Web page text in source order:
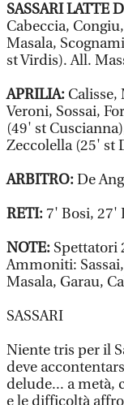
SASSARI LATTE
Cabeccia,
Masala,
st Virdis). All.
APRILIA: Calisse,
Veroni, Sossai,
(49' st
Zeccolella (25' st
ARBITRO:De
RETI:7' Bosi, 27'
NOTE: Spettatori
Ammoniti:
Masala, Garau,
SASSARI
Niente tris per il
deve
delude... a metà,
e le difficoltà